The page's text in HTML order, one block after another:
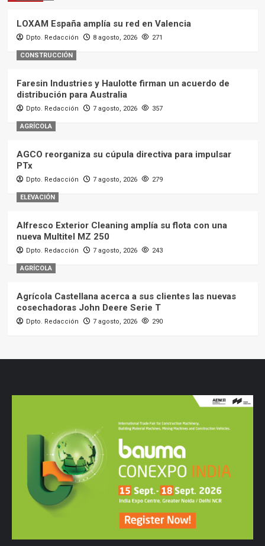
LOXAM España amplía su red en Valencia
Dpto. Redacción 8 agosto, 2026 271
CONSTRUCCIÓN
Faresin Industries y Haulotte firman un acuerdo de
distribución para Australia
Dpto. Redacción 7 agosto, 2026 357
AGRÍCOLA
AGCO reorganiza su cúpula directiva para impulsar
PTx
Dpto. Redacción 7 agosto, 2026 279
ELEVACIÓN
Alfresco Exterior Cleaning amplía su flota con una
nueva Multitel MZ 250
Dpto. Redacción 7 agosto, 2026 243
AGRÍCOLA
Agrícola Castellana acerca a sus clientes las nuevas
cosechadoras John Deere Serie T
Dpto. Redacción 7 agosto, 2026 290